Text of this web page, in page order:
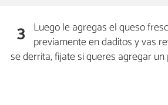
3 Luego le agregas el queso
previamente en daditos y vas
se derrita, fijate si queres agregar un